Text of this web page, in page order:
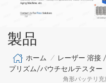
製品
ホーム / レーザー 溶接
プリズム/パウチセルテスター
角形バッテリ充